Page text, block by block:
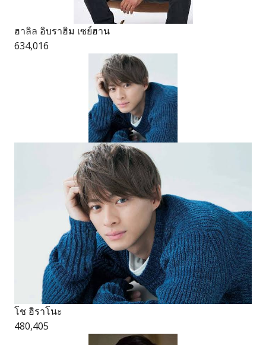
ฮาลิล อิบราฮิม เซย์ฮาน
634,016
โช ฮิราโนะ
480,405